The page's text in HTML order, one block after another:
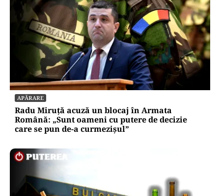
APĂRARE
Radu Miruță acuză un blocaj în Armata
Română: „Sunt oameni cu putere de decizie
care se pun de-a curmezișul”